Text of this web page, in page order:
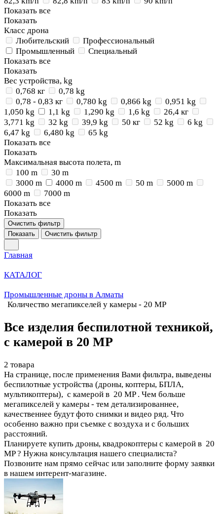
Показать все
Показать
Класс дрона
Любительский
Профессиональный
Промышленный
Специальный
Показать все
Показать
Вес устройства, kg
0,768 кг
0,78 kg
0,78 - 0,83 кг
0,780 kg 0,866 kg
0,951 kg
1,050 kg
1,1 kg 1,290 kg 1,6 kg
26,4 кг
3,771 kg
32 kg 39,9 kg 50 кг 52 kg
6 kg
6,47 kg
6,480 kg
65 kg
Показать все
Показать
Максимальная высота полета, m
100 m
30 m
3000 m
4000 m 4500 m 50 m
5000 m
6000 m
7000 m
Показать все
Показать
Очистить фильтр
Показать
Очистить фильтр
Главная
КАТАЛОГ
Промышленные дроны в Алматы
Количество мегапикселей у камеры - 20 MP
Все изделия беспилотной техникой,
с камерой в 20 MP
2 товара
На странице, после применения Вами фильтра, выведены
беспилотные устройства (дроны, коптеры, БПЛА,
мультикоптеры), с камерой в 20 MP . Чем больше
мегапикселей у камеры - тем детализированнее,
качественнее будут фото снимки и видео ряд. Что
особенно важно при съемке с воздуха и с больших
расстояний.
Планируете купить дроны, квадрокоптеры с камерой в 20
MP ? Нужна консультация нашего специалиста?
Позвоните нам прямо сейчас или заполните форму заявки
в нашем интерент-магазине.